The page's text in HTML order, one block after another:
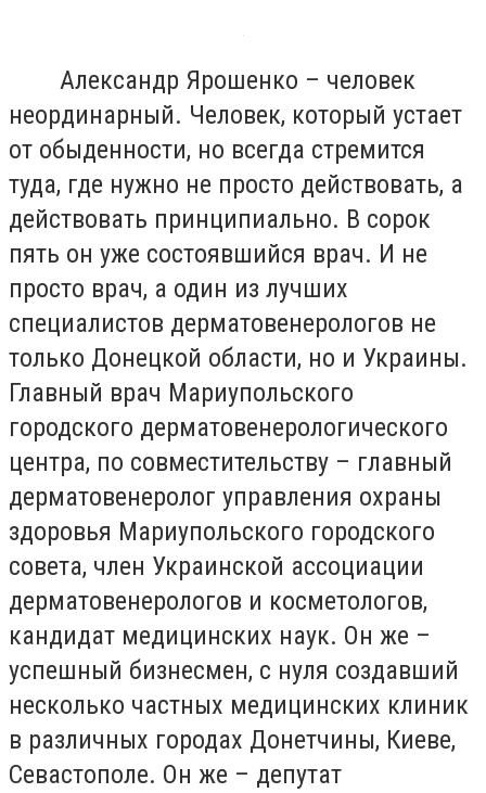
Александр Ярошенко – человек
неординарный. Человек, который устает
от обыденности, но всегда стремится
туда, где нужно не просто действовать, а
действовать принципиально. В сорок
пять он уже состоявшийся врач. И не
просто врач, а один из лучших
специалистов дерматовенерологов не
только Донецкой области, но и Украины.
Главный врач Мариупольского
городского дерматовенерологического
центра, по совместительству – главный
дерматовенеролог управления охраны
здоровья Мариупольского городского
совета, член Украинской ассоциации
дерматовенерологов и косметологов,
кандидат медицинских наук. Он же –
успешный бизнесмен, с нуля создавший
несколько частных медицинских клиник
в различных городах Донетчины, Киеве,
Севастополе. Он же – депутат